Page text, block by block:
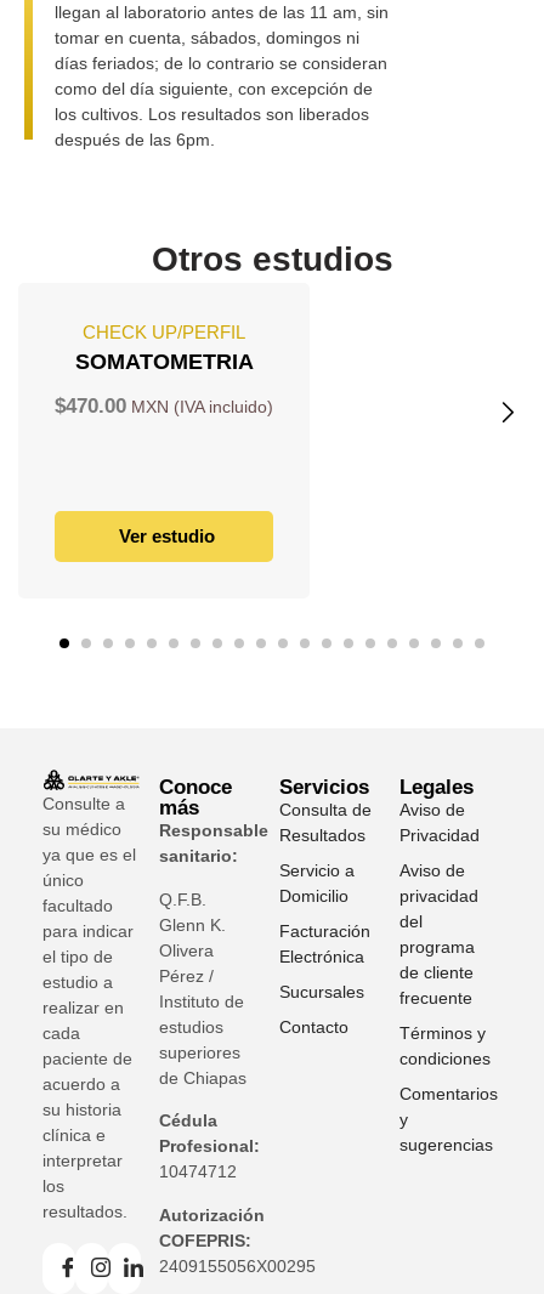
llegan al laboratorio antes de las 11 am, sin
tomar en cuenta, sábados, domingos ni
días feriados; de lo contrario se consideran
como del día siguiente, con excepción de
los cultivos. Los resultados son liberados
después de las 6pm.
Otros estudios
CHECK UP/PERFIL
SOMATOMETRIA
$470.00
Ver estudio
Consulte a
su médico
ya que es el
único
facultado
para indicar
el tipo de
estudio a
realizar en
cada
paciente de
acuerdo a
su historia
clínica e
interpretar
los
resultados.
Conoce
más
Responsable
sanitario:
Q.F.B.
Glenn K
Olivera
Pérez /
Instituto de
estudios
superiores
de Chiapas
Cédula
Profesional:
10474712
Autorización
COFEPRIS:
2409155056X00295
Servicios
Consulta de
Resultados
Servicio a
Domicilio
Facturación
Electrónica
Sucursales
Contacto
Legales
Aviso de
Privacidad
Aviso de
privacidad
del
programa
de cliente
frecuente
Términos y
condiciones
Comentarios
y
sugerencias